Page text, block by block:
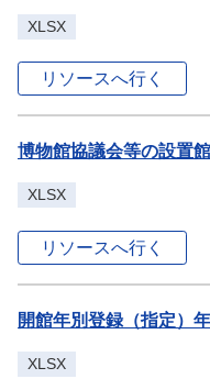
XLSX
リソースへ行く
博物館協議会等の設置
XLSX
リソースへ行く
開館年別登録（指定）
XLSX